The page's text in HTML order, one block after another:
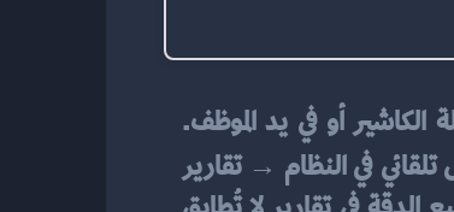
: ملصق مطبوع جيدًا → مسح سريع ودقيق → إدخال تلقائي في النظام → تقارير